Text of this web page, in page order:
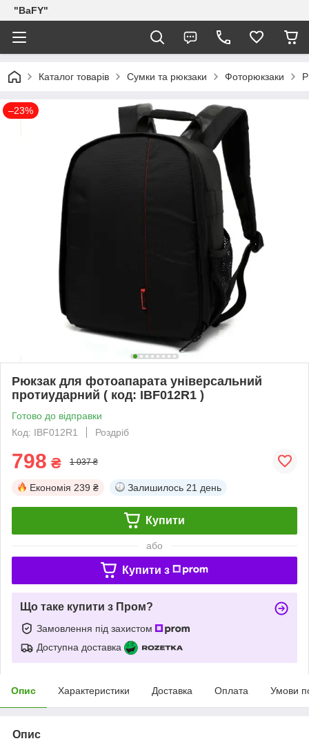
"BaFY"
Каталог товарів Сумки та рюкзаки Фоторюкзаки
–23%
Рюкзак для фотоапарата універсальний
протиударний ( код: IBF012R1 )
Готово до відправки
Код: IBF012R1
Роздріб
798 ₴ 1 037 ₴
Економія 239 ₴ Залишилось 21 день
Купити
або
Купити з
Що таке купити з Пром?
Замовлення під захистом
Доступна доставка
Опис Характеристики Доставка Оплата Умови
Опис